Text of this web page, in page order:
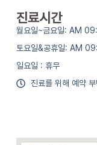
진료시간
월요일~금요일: AM
토요일&공휴일: AM
일요일 : 휴무
진료를 위해 예약